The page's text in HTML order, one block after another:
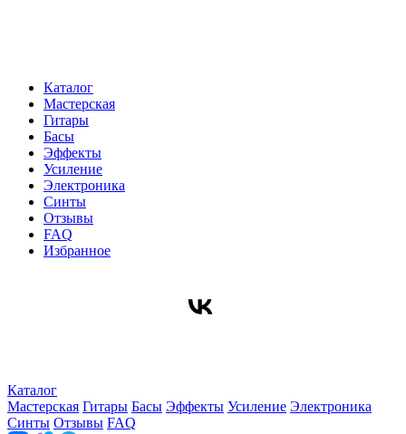
Каталог
Мастерская
Гитары
Басы
Эффекты
Усиление
Электроника
Синты
Отзывы
FAQ
Избранное
Каталог
Мастерская Гитары Басы Эффекты Усиление Электроника
Синты Отзывы FAQ